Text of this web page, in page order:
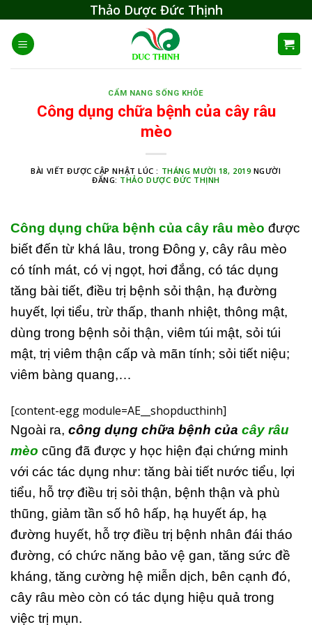
content
Thảo Dược Đức Thịnh
CẨM NANG SỐNG KHỎE
Công dụng chữa bệnh của cây râu
mèo
BÀI VIẾT ĐƯỢC CẬP NHẬT LÚC : THÁNG MƯỜI 18, 2019 NGƯỜI
ĐĂNG: THẢO DƯỢC ĐỨC THỊNH
Công dụng chữa bệnh của cây râu mèo được
biết đến từ khá lâu, trong Đông y, cây râu mèo
có tính mát, có vị ngọt, hơi đắng, có tác dụng
tăng bài tiết, điều trị bệnh sỏi thận, hạ đường
huyết, lợi tiểu, trừ thấp, thanh nhiệt, thông mật,
dùng trong bệnh sỏi thận, viêm túi mật, sỏi túi
mật, trị viêm thận cấp và mãn tính; sỏi tiết niệu;
viêm bàng quang,…
[content-egg module=AE__shopducthinh]
Ngoài ra, công dụng chữa bệnh của cây râu
mèo cũng đã được y học hiện đại chứng minh
với các tác dụng như: tăng bài tiết nước tiểu, lợi
tiểu, hỗ trợ điều trị sỏi thận, bệnh thận và phù
thũng, giảm tần số hô hấp, hạ huyết áp, hạ
đường huyết, hỗ trợ điều trị bệnh nhân đái tháo
đường, có chức năng bảo vệ gan, tăng sức đề
kháng, tăng cường hệ miễn dịch, bên cạnh đó,
cây râu mèo còn có tác dụng hiệu quả trong
việc trị mụn.